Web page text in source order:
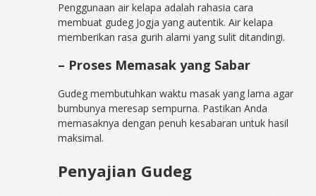
Penggunaan air kelapa adalah rahasia cara
membuat gudeg Jogja yang autentik. Air kelapa
memberikan rasa gurih alami yang sulit ditandingi.
– Proses Memasak yang Sabar
Gudeg membutuhkan waktu masak yang lama agar
bumbunya meresap sempurna. Pastikan Anda
memasaknya dengan penuh kesabaran untuk hasil
maksimal.
Penyajian Gudeg